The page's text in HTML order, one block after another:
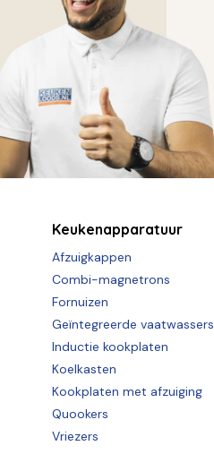
Keukenapparatuur
Afzuigkappen
Combi-magnetrons
Fornuizen
Geïntegreerde vaatwassers
Inductie kookplaten
Koelkasten
Kookplaten met afzuiging
Quookers
Vriezers